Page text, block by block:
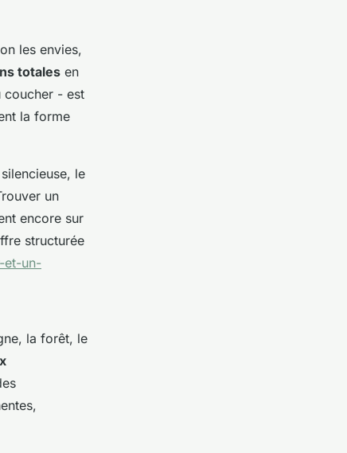
les envies,
totales en
coucher - est
la forme
le
un
encore sur
structurée
et-un-
la forêt, le